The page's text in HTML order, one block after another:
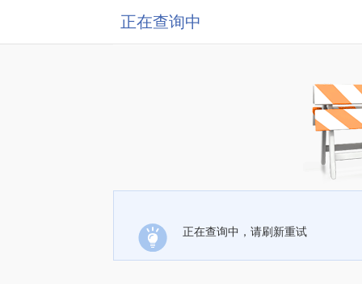
正在查询中
正在查询中，请刷新重试